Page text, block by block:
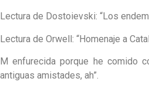
Lectura de Dostoievski: “Los
Lectura de Orwell: “Homenaje a
M enfurecida porque he comido
antiguas amistades, ah”.